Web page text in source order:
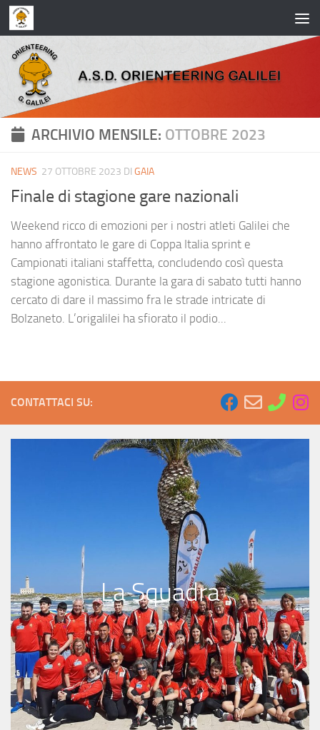
Salta al contenuto
ARCHIVIO MENSILE: OTTOBRE 2023
NEWS 27 OTTOBRE 2023 DI GAIA
Finale di stagione gare nazionali
Weekend ricco di emozioni per i nostri atleti Galilei che
hanno affrontato le gare di Coppa Italia sprint e
Campionati italiani staffetta, concludendo così questa
stagione agonistica. Durante la gara di sabato tutti hanno
cercato di dare il massimo fra le strade intricate di
Bolzaneto. L’origalilei ha sfiorato il podio...
CONTATTACI SU:
La Squadra